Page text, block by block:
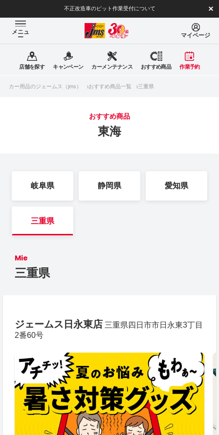
不正改造車のピット作業受付について
メニュ
ー マイページ
店舗を探す キャンペーン カーメンテナンス おすすめ商品 作業予約
カー用品のジェームス（jms） おすすめ商品一覧 三重県
おすすめ商品
東海
岐阜県 静岡県 愛知県
三重県
Mie
三重県
ジェームス日永東店 三重県四日市市日永東3丁目
2番60号